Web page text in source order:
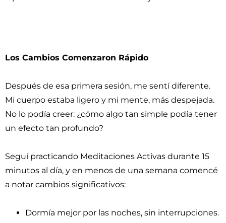
Los Cambios Comenzaron Rápido
Después de esa primera sesión, me sentí diferente.
Mi cuerpo estaba ligero y mi mente, más despejada.
No lo podía creer: ¿cómo algo tan simple podía tener
un efecto tan profundo?
Seguí practicando Meditaciones Activas durante 15
minutos al día, y en menos de una semana comencé
a notar cambios significativos:
Dormía mejor por las noches, sin interrupciones.